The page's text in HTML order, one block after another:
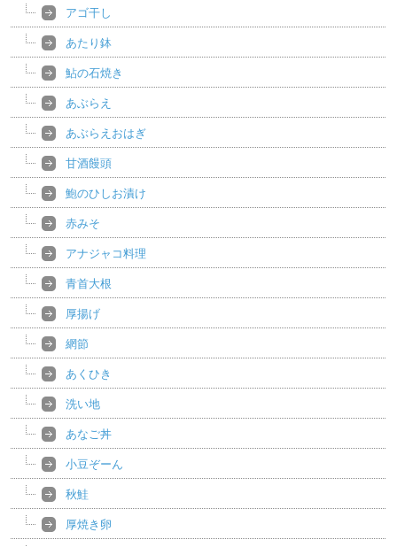
アゴ干し
あたり鉢
鮎の石焼き
あぶらえ
あぶらえおはぎ
甘酒饅頭
鮑のひしお漬け
赤みそ
アナジャコ料理
青首大根
厚揚げ
網節
あくひき
洗い地
あなご丼
小豆ぞーん
秋鮭
厚焼き卵